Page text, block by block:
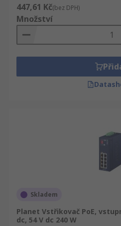
447,61 Kč(bez DPH)
Množství
Skladem
Planet Vstřikovač PoE,
dc, 54 V dc 240 W